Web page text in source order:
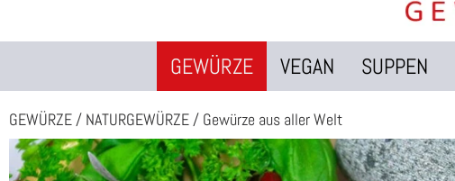
GEWÜRZE VEGAN SUPPEN
GEWÜRZE / NATURGEWÜRZE / Gewürze aus aller Welt